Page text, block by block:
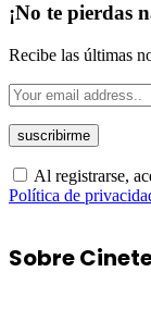
¡No te pierdas
Recibe las últimas
Al registrarse,
Política de
Sobre